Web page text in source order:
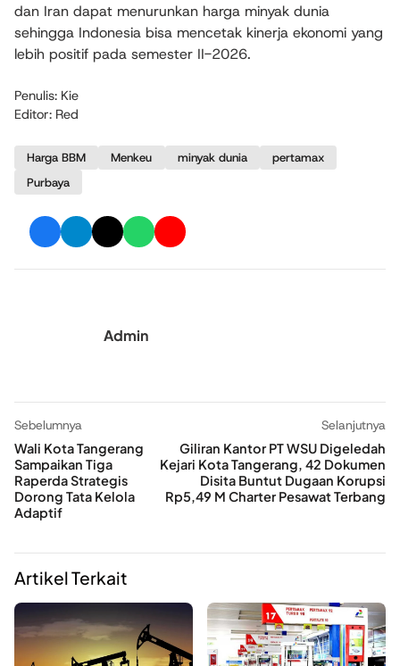
dan Iran dapat menurunkan harga minyak dunia
sehingga Indonesia bisa mencetak kinerja ekonomi yang
lebih positif pada semester II-2026.
Penulis: Kie
Editor: Red
Harga BBM Menkeu minyak dunia
pertamax
Purbaya
Admin
Sebelumnya
Wali Kota Tangerang
Sampaikan Tiga
Raperda Strategis
Dorong Tata Kelola
Adaptif
Selanjutnya
Giliran Kantor PT WSU Digeledah
Kejari Kota Tangerang, 42 Dokumen
Disita Buntut Dugaan Korupsi
Rp5,49 M Charter Pesawat Terbang
Artikel Terkait